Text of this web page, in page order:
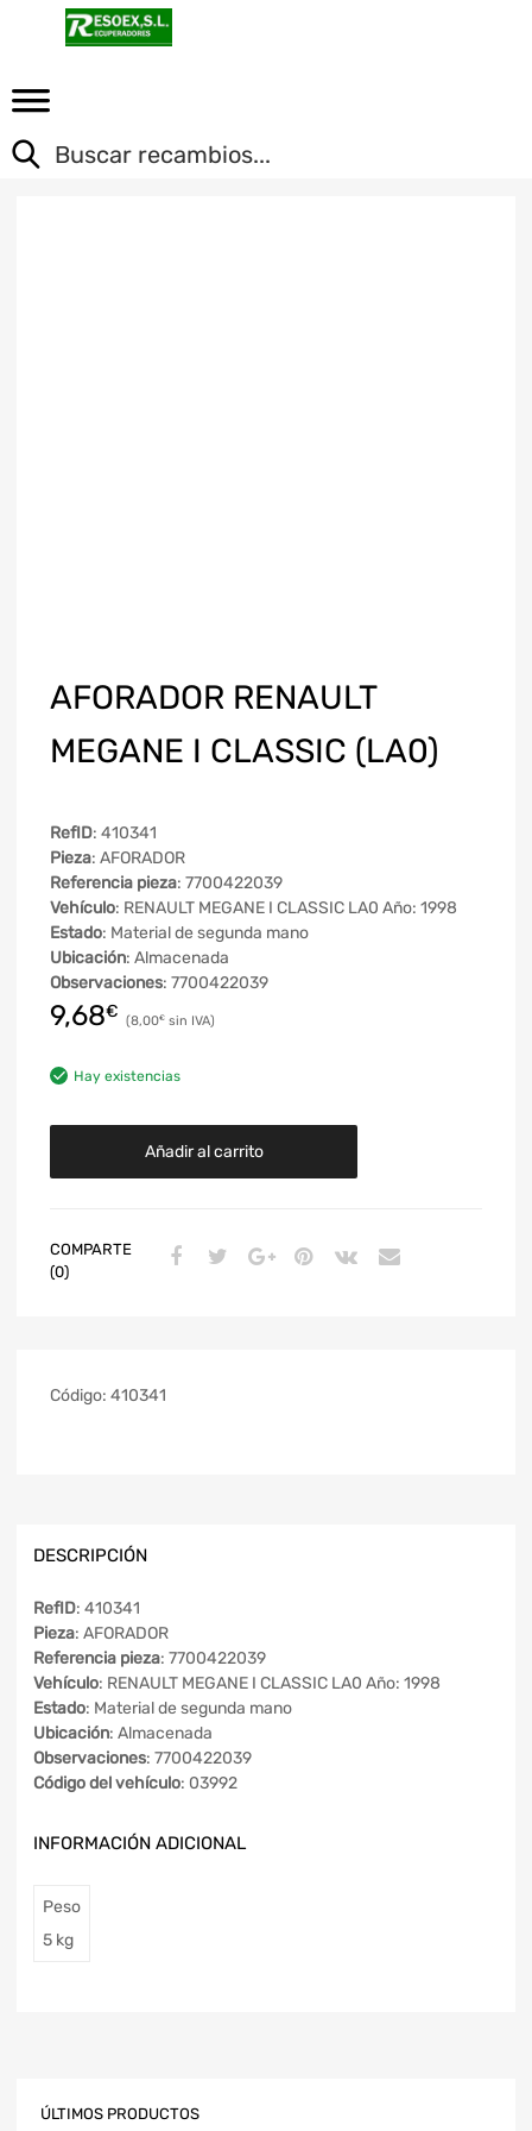
AFORADOR RENAULT
MEGANE I CLASSIC (LA0)
RefID: 410341
Pieza: AFORADOR
Referencia pieza: 7700422039
Vehículo: RENAULT MEGANE I CLASSIC LA0 Año: 1998
Estado: Material de segunda mano
Ubicación: Almacenada
Observaciones: 7700422039
9,68€ 8,00€
Hay existencias
Añadir al carrito
COMPARTE
(0)
Código: 410341
DESCRIPCIÓN
RefID: 410341
Pieza: AFORADOR
Referencia pieza: 7700422039
Vehículo: RENAULT MEGANE I CLASSIC LA0 Año: 1998
Estado: Material de segunda mano
Ubicación: Almacenada
Observaciones: 7700422039
Código del vehículo: 03992
INFORMACIÓN ADICIONAL
Peso
5 kg
ÚLTIMOS PRODUCTOS